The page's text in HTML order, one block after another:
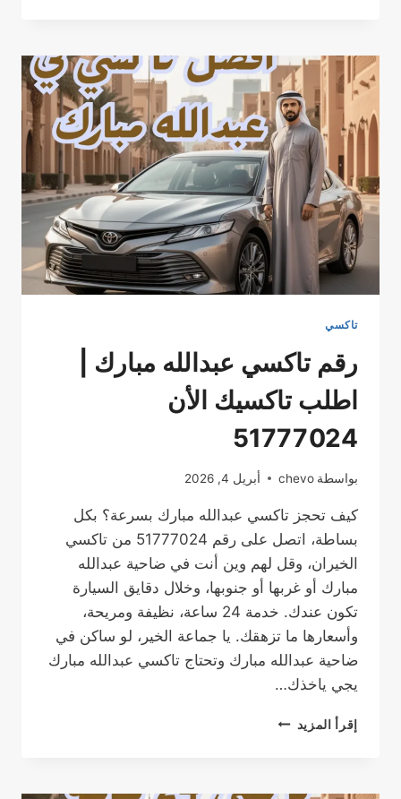
أفضل
تاكسي
في
الشهداء
مع
تاكسي
الخيران
51777024
تاكسي
رقم تاكسي عبدالله مبارك |
اطلب تاكسيك الأن
51777024
بواسطة chevo أبريل 4, 2026
كيف تحجز تاكسي عبدالله مبارك بسرعة؟ بكل
بساطة، اتصل على رقم 51777024 من تاكسي
الخيران، وقل لهم وين أنت في ضاحية عبدالله
مبارك أو غربها أو جنوبها، وخلال دقايق السيارة
تكون عندك. خدمة 24 ساعة، نظيفة ومريحة،
وأسعارها ما تزهقك. يا جماعة الخير، لو ساكن في
ضاحية عبدالله مبارك وتحتاج تاكسي عبدالله مبارك
يجي ياخذك…
إقرأ المزيد رقم
|